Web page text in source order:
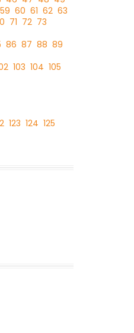
59 60 61 62 63
71 72 73
86 87 88 89
103 104 105
123 124 125